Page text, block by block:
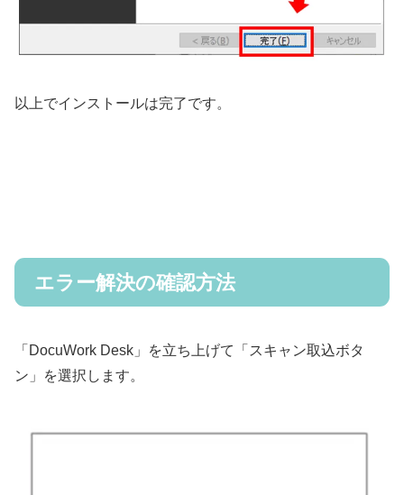
以上でインストールは完了です。
エラー解決の確認方法
「DocuWork Desk」を立ち上げて「スキャン取込ボタ
ン」を選択します。